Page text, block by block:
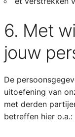
6. Met
jouw
De
uitoefening van
met derden
betreffen hier o.a.: